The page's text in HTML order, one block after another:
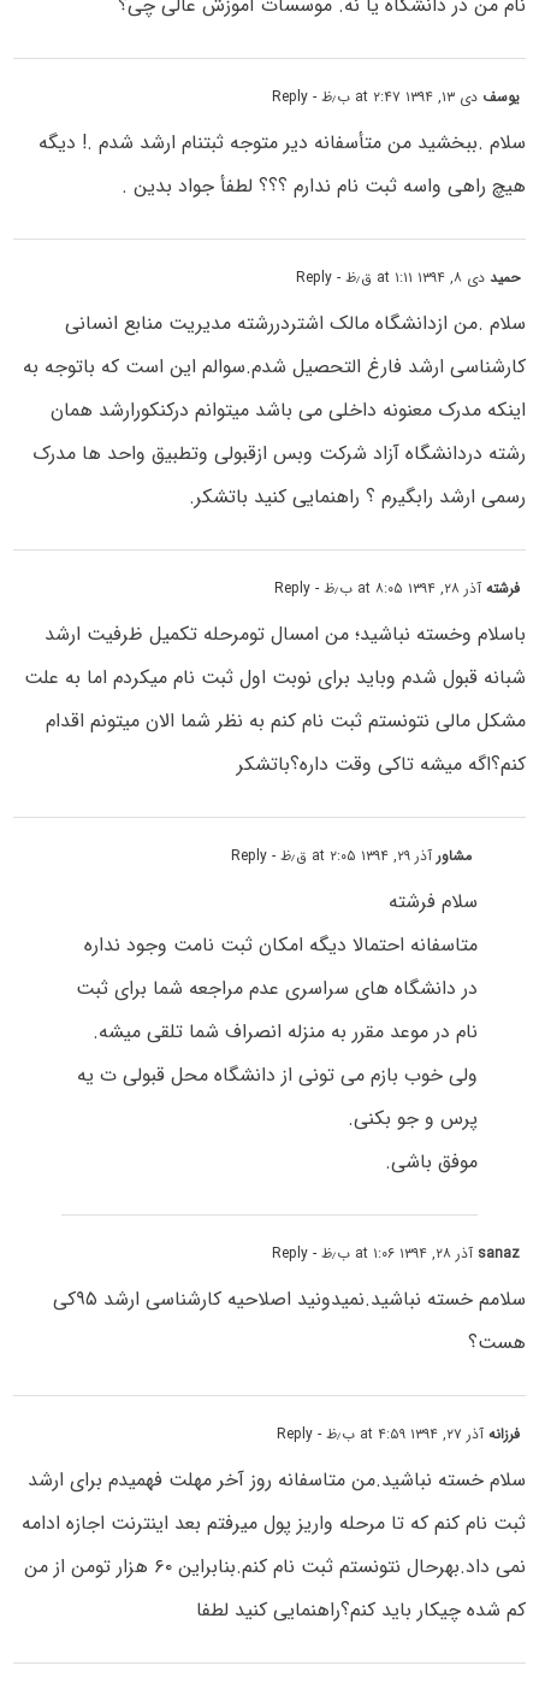
یوسف دی ۱۳, ۱۳۹۴ at ۲:۴۷ ب٫ظ - Reply
سلام .ببخشید من متأسفانه دیر متوجه ثبتنام ارشد شدم .! دیگه
هیچ راهی واسه ثبت نام ندارم ؟؟؟ لطفأ جواد بدین .
حمیددی ۸, ۱۳۹۴ at ۱:۱۱ ق٫ظ - Reply
سلام .من ازدانشگاه مالک اشتردررشته مدیریت منابع انسانی
کارشناسی ارشد فارغ التحصیل شدم.سوالم این است که باتوجه به
اینکه مدرک معنونه داخلی می باشد میتوانم درکنکورارشد همان
رشته دردانشگاه آزاد شرکت وبس ازقبولی وتطبیق واحد ها مدرک
رسمی ارشد رابگیرم ؟ راهنمایی کنید باتشکر.
فرشتهآذر ۲۸, ۱۳۹۴ at ۸:۰۵ ب٫ظ - Reply
باسلام وخسته نباشید؛ من امسال تومرحله تکمیل ظرفیت ارشد
شبانه قبول شدم وباید برای نوبت اول ثبت نام میکردم اما به علت
مشکل مالی نتونستم ثبت نام کنم به نظر شما الان میتونم اقدام
کنم؟اگه میشه تاکی وقت داره؟باتشکر
مشاورآذر ۲۹, ۱۳۹۴ at ۲:۰۵ ق٫ظ - Reply
سلام فرشته
متاسفانه احتمالا دیگه امکان ثبت نامت وجود نداره
در دانشگاه های سراسری عدم مراجعه شما برای ثبت
نام در موعد مقرر به منزله انصراف شما تلقی میشه.
ولی خوب بازم می تونی از دانشگاه محل قبولی ت یه
پرس و جو بکنی.
موفق باشی.
sanaz آذر ۲۸, ۱۳۹۴ at ۱:۰۶ ب٫ظ - Reply
سلامم خسته نباشید.نمیدونید اصلاحیه کارشناسی ارشد ۹۵کی
هست؟
فرزانهآذر ۲۷, ۱۳۹۴ at ۴:۵۹ ب٫ظ - Reply
سلام خسته نباشید.من متاسفانه روز آخر مهلت فهمیدم برای ارشد
ثبت نام کنم که تا مرحله واریز پول میرفتم بعد اینترنت اجازه ادامه
نمی داد.بهرحال نتونستم ثبت نام کنم.بنابراین ۶۰ هزار تومن از من
کم شده چیکار باید کنم؟راهنمایی کنید لطفا